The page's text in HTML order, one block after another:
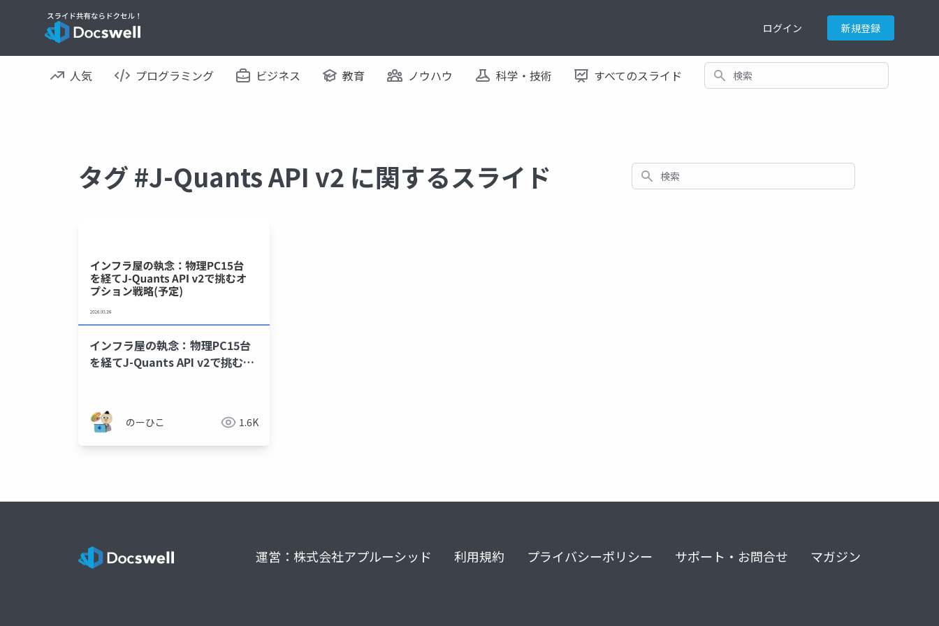
ログイン 新規登録
人気 プログラミング ビジネス 教育 ノウハウ 科学・技術 すべてのスライド 検索
タグ #J-Quants API v2 に関するスライド 検索
インフラ屋の執念：物理PC15台
を経てJ-Quants API v2で挑む
のーひこ 1.6K
運営：株式会社アプルーシッド 利用規約 プライバシーポリシー サポート・お問合せ マガジン